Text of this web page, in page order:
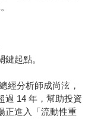
起點。
經分析師成尚泫，
過 14 年，幫助投資
正進入「流動性重